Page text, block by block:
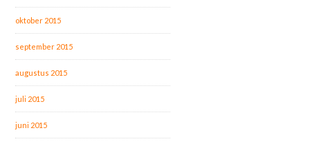
oktober 2015
september 2015
augustus 2015
juli 2015
juni 2015